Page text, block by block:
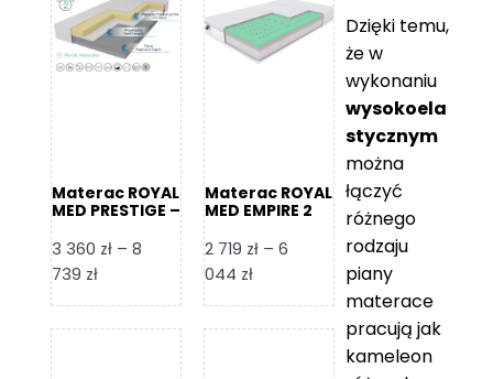
7
000 zł
8
865 zł
Materac ROYAL
MED PRESTIGE –
3 360 zł – 8
739 złZakres
od
Materac ROYAL
MED EMPIRE 2
2 719 zł – 6
044 złZakres
od
Dzięki temu,
że w
wykonaniu
wysokoela
stycznym
można
łączyć
różnego
rodzaju
piany
materace
pracują jak
kameleon